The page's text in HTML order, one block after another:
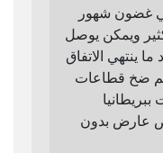
في غضون شهور
ويمكن يوصل
ما ينتهي الاتفاق
يتم ضخ قطاعات
ببريطانيا
عارض بدون